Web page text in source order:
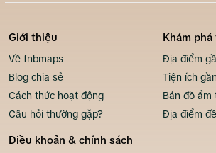
Giới thiệu
Về fnbmaps
Blog chia sẻ
Cách thức hoạt động
Câu hỏi thường gặp?
Khám
Địa điểm
Tiện ích
Bản đồ ẩm
Địa điểm
Điều khoản & chính sách